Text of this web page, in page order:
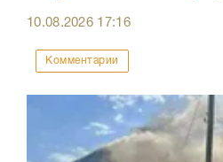
10.08.2026 17:16
Комментарии